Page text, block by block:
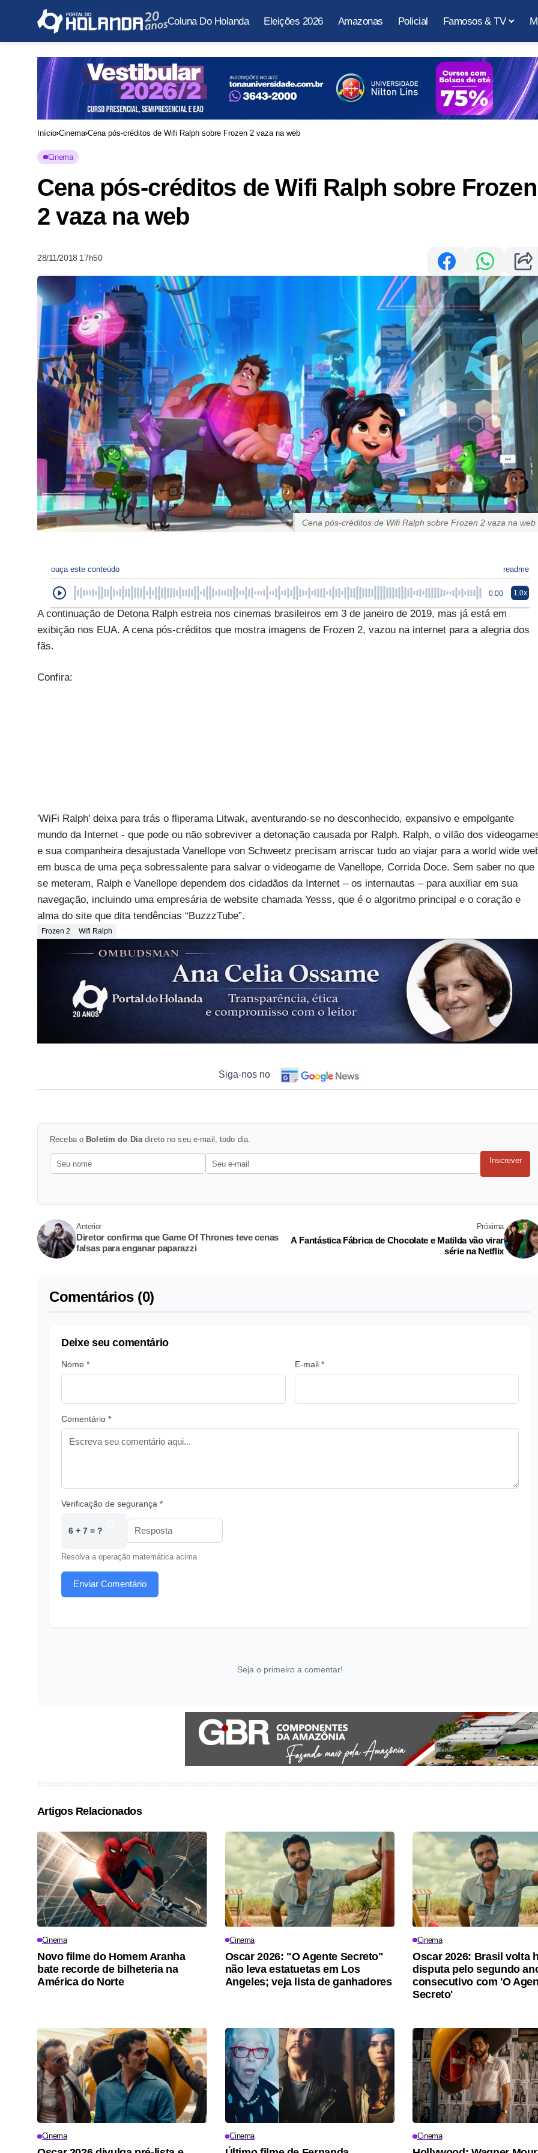
Coluna Do Holanda Eleições 2026 Amazonas Policial Famosos & TV
Início Cinema Cena pós-créditos de Wifi Ralph sobre Frozen 2 vaza na web
Cinema
Cena pós-créditos de Wifi Ralph sobre Frozen
2 vaza na web
28/11/2018 17h50
Cena pós-créditos de Wifi Ralph sobre Frozen 2 vaza na web
ouça este conteúdo readme
0:00 1.0x
A continuação de Detona Ralph estreia nos cinemas brasileiros em 3 de janeiro de 2019, mas já está em
exibição nos EUA. A cena pós-créditos que mostra imagens de Frozen 2, vazou na internet para a alegria dos
fãs.
Confira:
'WiFi Ralph' deixa para trás o fliperama Litwak, aventurando-se no desconhecido, expansivo e empolgante
mundo da Internet - que pode ou não sobreviver a detonação causada por Ralph. Ralph, o vilão dos
e sua companheira desajustada Vanellope von Schweetz precisam arriscar tudo ao viajar para a world wide
em busca de uma peça sobressalente para salvar o videogame de Vanellope, Corrida Doce. Sem saber no que
se meteram, Ralph e Vanellope dependem dos cidadãos da Internet – os internautas – para auxiliar em sua
navegação, incluindo uma empresária de website chamada Yesss, que é o algoritmo principal e o coração e
alma do site que dita tendências “BuzzzTube”.
Frozen 2 Wifi Ralph
Siga-nos no
Receba o Boletim do Diadireto no seu e-mail, todo dia.
Inscrever
Anterior
Diretor confirma que Game Of Thrones teve cenas
falsas para enganar paparazzi
Próxima
A Fantástica Fábrica de Chocolate e Matilda vão virar
série na Netflix
Comentários (0)
Deixe seu comentário
Nome * E-mail *
Comentário *
Verificação de segurança *
6 + 7 = ?
Resolva a operação matemática acima
Enviar Comentário
Seja o primeiro a comentar!
Artigos Relacionados
Cinema
Novo filme do Homem Aranha
bate recorde de bilheteria na
América do Norte
Cinema
Oscar 2026: "O Agente Secreto"
não leva estatuetas em Los
Angeles; veja lista de ganhadores
Cinema
Oscar 2026: Brasil volta
disputa pelo segundo
consecutivo com 'O
Secreto'
Cinema Cinema Cinema